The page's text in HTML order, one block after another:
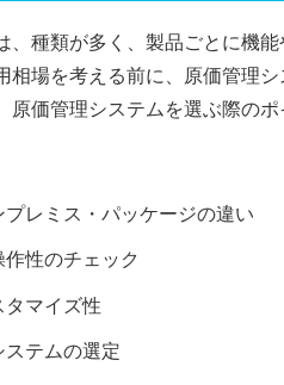
、種類が多く、製品ごとに機
相場を考える前に、原価管理
原価管理システムを選ぶ際のポ
プレミス・パッケージの違い
性のチェック
タマイズ性
テムの選定